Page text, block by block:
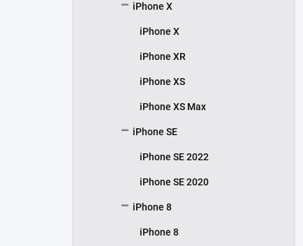
iPhone X
iPhone X
iPhone XR
iPhone XS
iPhone XS Max
iPhone SE
iPhone SE 2022
iPhone SE 2020
iPhone 8
iPhone 8